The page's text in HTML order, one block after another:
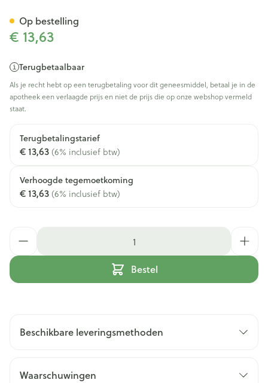
€ 13,63
Terugbetaalbaar
Als je recht hebt op een terugbetaling voor dit geneesmiddel, betaal je in de
apotheek een verlaagde prijs en niet de prijs die op onze webshop vermeld
staat.
Terugbetalingstarief
€ 13,63(6% inclusief btw)
Verhoogde tegemoetkoming
€ 13,63(6% inclusief btw)
Bestel
Op bestelling
Beschikbare leveringsmethoden
Waarschuwingen